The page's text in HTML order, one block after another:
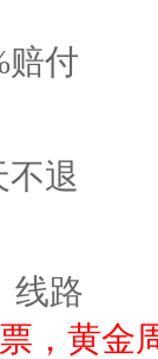
赔付
不退
线路
，黄金